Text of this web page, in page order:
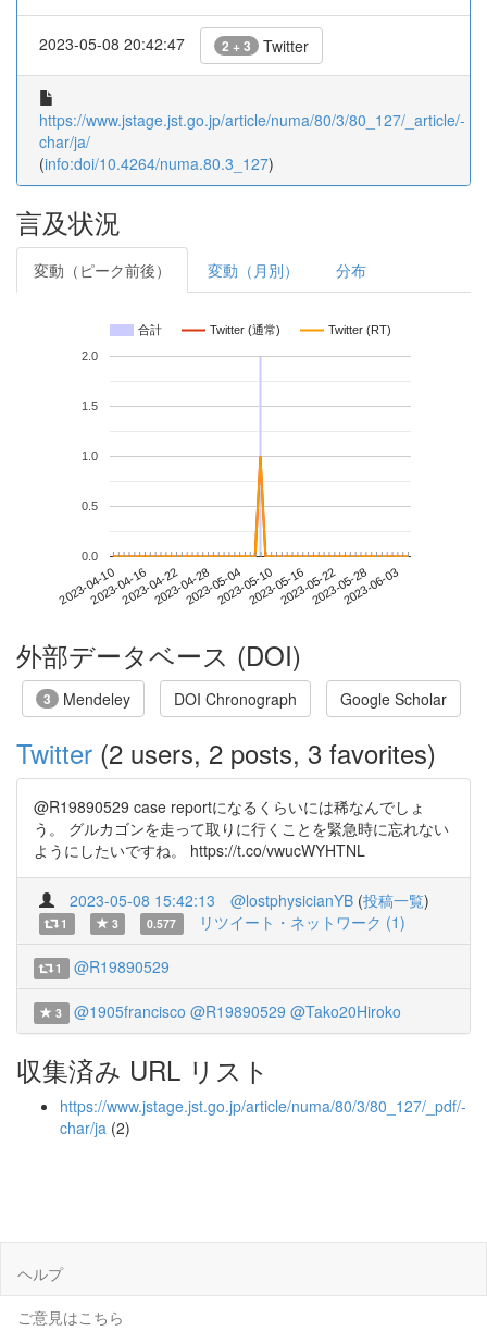
2023-05-08 20:42:47 2 + 3 Twitter
https://www.jstage.jst.go.jp/article/numa/80/3/80_127/_article/-
char/ja/
(info:doi/10.4264/numa.80.3_127)
言及状況
変動（ピーク前後） 変動（月別） 分布
合計 Twitter (通常) Twitter (RT)
2023-04-102023-04-162023-04-222023-04-282023-05-042023-05-102023-05-162023-05-222023-05-282023-06-03
0.0
0.5
1.0
1.5
2.0
外部データベース (DOI)
3 Mendeley DOI Chronograph Google Scholar
Twitter (2 users, 2 posts, 3 favorites)
@R19890529 case reportになるくらいには稀なんでしょ
う。 グルカゴンを走って取りに行くことを緊急時に忘れない
ようにしたいですね。 https://t.co/vwucWYHTNL
2023-05-08 15:42:13 @lostphysicianYB (投稿一覧)
1 3 0.577 リツイート・ネットワーク (1)
1 @R19890529
3 @1905francisco @R19890529 @Tako20Hiroko
収集済み URL リスト
https://www.jstage.jst.go.jp/article/numa/80/3/80_127/_pdf/-
char/ja (2)
ヘルプ
ご意見はこちら